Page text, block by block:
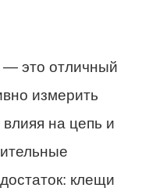
— это отличный
измерить
на цепь и
клещи